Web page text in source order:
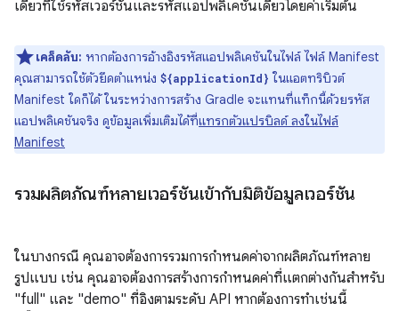
เดียวที่ใช้รหัสเวอร์ชันและรหัสแอปพลิเคชันเดียวโดยค่าเริ่มต้น
เคล็ดลับ: หากต้องการอ้างอิงรหัสแอปพลิเคชันในไฟล์ ไฟล์ Manifest
คุณสามารถใช้ตัวยึดตำแหน่ง ${applicationId} ในแอตทริบิวต์
Manifest ใดก็ได้ ในระหว่างการสร้าง Gradle จะแทนที่แท็กนี้ด้วยรหัส
แอปพลิเคชันจริง ดูข้อมูลเพิ่มเติมได้ที่แทรกตัวแปรบิลด์ ลงในไฟล์
Manifest
รวมผลิตภัณฑ์หลายเวอร์ชันเข้ากับมิติข้อมูลเวอร์ชัน
ในบางกรณี คุณอาจต้องการรวมการกำหนดค่าจากผลิตภัณฑ์หลาย
รูปแบบ เช่น คุณอาจต้องการสร้างการกำหนดค่าที่แตกต่างกันสำหรับ
"full" และ "demo" ที่อิงตามระดับ API หากต้องการทำเช่นนี้